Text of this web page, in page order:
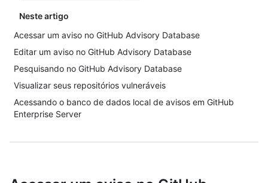
Neste artigo
Acessar um aviso no GitHub Advisory Database
Editar um aviso no GitHub Advisory Database
Pesquisando no GitHub Advisory Database
Visualizar seus repositórios vulneráveis
Acessando o banco de dados local de avisos em GitHub
Enterprise Server